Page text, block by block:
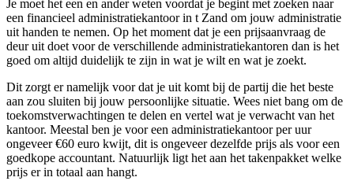
Je moet het een en ander weten voordat je begint met zoeken naar
een financieel administratiekantoor in t Zand om jouw administratie
uit handen te nemen. Op het moment dat je een prijsaanvraag de
deur uit doet voor de verschillende administratiekantoren dan is het
goed om altijd duidelijk te zijn in wat je wilt en wat je zoekt.
Dit zorgt er namelijk voor dat je uit komt bij de partij die het beste
aan zou sluiten bij jouw persoonlijke situatie. Wees niet bang om de
toekomstverwachtingen te delen en vertel wat je verwacht van het
kantoor. Meestal ben je voor een administratiekantoor per uur
ongeveer €60 euro kwijt, dit is ongeveer dezelfde prijs als voor een
goedkope accountant. Natuurlijk ligt het aan het takenpakket welke
prijs er in totaal aan hangt.